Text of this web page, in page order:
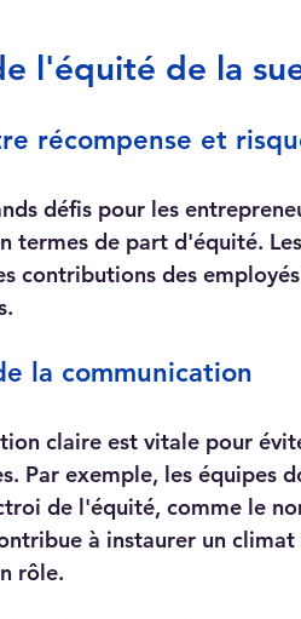
l'équité de la
récompense et
défis pour les
termes de part d'équité.
contributions des
la communication
claire est vitale pour
Par exemple, les équipes
de l'équité, comme le
à instaurer un
rôle.